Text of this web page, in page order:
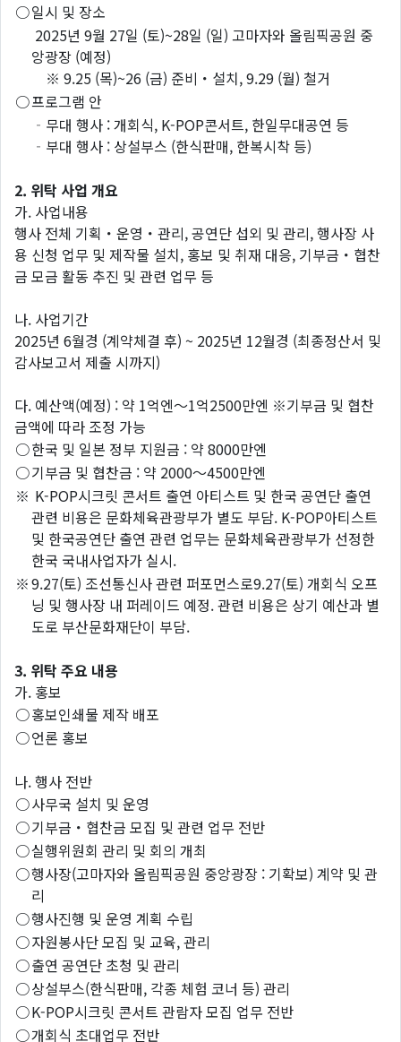
○일시 및 장소
2025년 9월 27일 (토)~28일 (일) 고마자와 올림픽공원 중
앙광장 (예정)
※ 9.25 (목)~26 (금) 준비・설치, 9.29 (월) 철거
○프로그램 안
‐무대 행사 : 개회식, K-POP콘서트, 한일무대공연 등
‐부대 행사 : 상설부스 (한식판매, 한복시착 등)
2. 위탁 사업 개요
가. 사업내용
행사 전체 기획・운영・관리, 공연단 섭외 및 관리, 행사장 사
용 신청 업무 및 제작물 설치, 홍보 및 취재 대응, 기부금・협찬
금 모금 활동 추진 및 관련 업무 등
나. 사업기간
2025년 6월경 (계약체결 후) ~ 2025년 12월경 (최종정산서 및
감사보고서 제출 시까지)
다. 예산액(예정) : 약 1억엔～1억2500만엔 ※기부금 및 협찬
금액에 따라 조정 가능
○한국 및 일본 정부 지원금 : 약 8000만엔
○기부금 및 협찬금 : 약 2000～4500만엔
※ K-POP시크릿 콘서트 출연 아티스트 및 한국 공연단 출연
관련 비용은 문화체육관광부가 별도 부담. K-POP아티스트
및 한국공연단 출연 관련 업무는 문화체육관광부가 선정한
한국 국내사업자가 실시.
※9.27(토) 조선통신사 관련 퍼포먼스로9.27(토) 개회식 오프
닝 및 행사장 내 퍼레이드 예정. 관련 비용은 상기 예산과 별
도로 부산문화재단이 부담.
3. 위탁 주요 내용
가. 홍보
○홍보인쇄물 제작 배포
○언론 홍보
나. 행사 전반
○사무국 설치 및 운영
○기부금・협찬금 모집 및 관련 업무 전반
○실행위원회 관리 및 회의 개최
○행사장(고마자와 올림픽공원 중앙광장 : 기확보) 계약 및 관
리
○행사진행 및 운영 계획 수립
○자원봉사단 모집 및 교육, 관리
○출연 공연단 초청 및 관리
○상설부스(한식판매, 각종 체험 코너 등) 관리
○K-POP시크릿 콘서트 관람자 모집 업무 전반
○개회식 초대업무 전반